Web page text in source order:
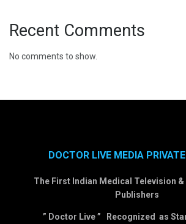
Recent Comments
No comments to show.
DOCTOR LIVE MEDIA
The First Indian Medical Television
Publishers
” Doctor Live ” Recognized as